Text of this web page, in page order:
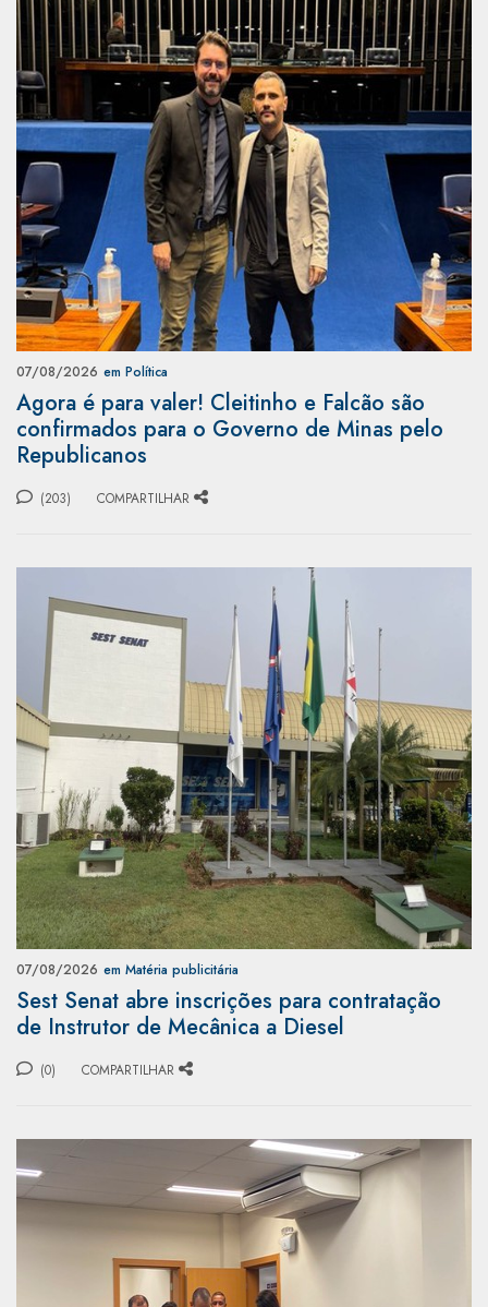
07/08/2026 em Política
Agora é para valer! Cleitinho e Falcão são
confirmados para o Governo de Minas pelo
Republicanos
(203) COMPARTILHAR
07/08/2026 em Matéria publicitária
Sest Senat abre inscrições para contratação
de Instrutor de Mecânica a Diesel
(0) COMPARTILHAR